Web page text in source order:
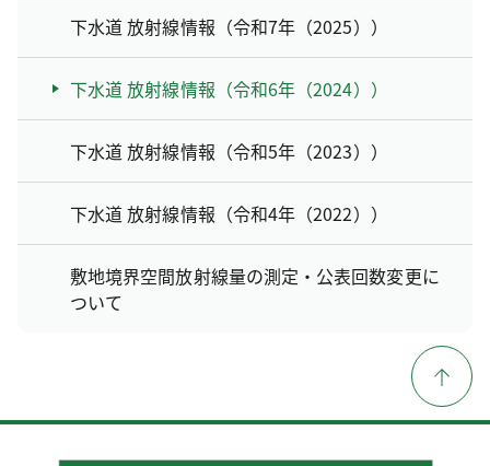
下水道 放射線情報（令和7年（2025））
下水道 放射線情報（令和6年（2024））
下水道 放射線情報（令和5年（2023））
下水道 放射線情報（令和4年（2022））
敷地境界空間放射線量の測定・公表回数変更に
ついて